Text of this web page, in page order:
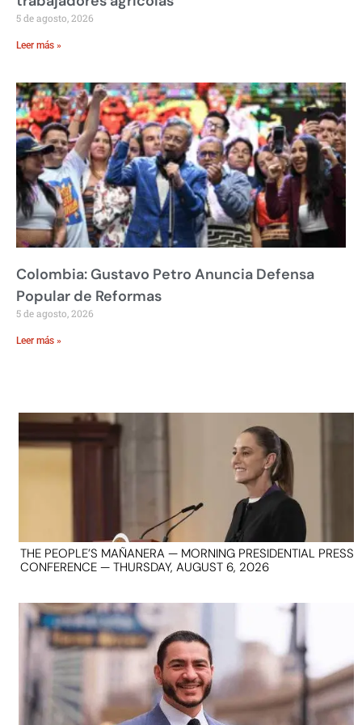
5 de agosto, 2026
Leer más »
Colombia: Gustavo Petro Anuncia Defensa
Popular de Reformas
5 de agosto, 2026
Leer más »
THE PEOPLE’S MAÑANERA — MORNING PRESIDENTIAL PRESS
CONFERENCE — THURSDAY, AUGUST 6, 2026